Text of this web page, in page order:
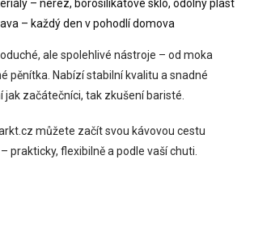
– nerez, borosilikátové sklo, odolný plast
– každý den v pohodlí domova
ale spolehlivé nástroje – od moka
pěnítka. Nabízí stabilní kvalitu a snadné
jak začátečníci, tak zkušení baristé.
můžete začít svou kávovou cestu
prakticky, flexibilně a podle vaší chuti.